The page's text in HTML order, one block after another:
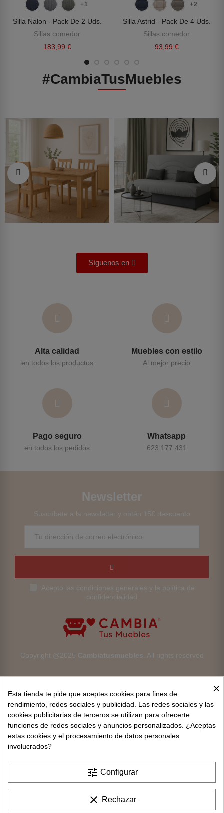
+1
Silla Nalon - Pack De 2 Uds.
Sillas comedor
183,99 €
+2
Silla Astrid - Pack De 4 Uds.
Sillas comedor
93,99 €
#CambiaTusMuebles
Síguenos en
Alta calidad
en todos los productos
Muebles con estilo
Al mejor precio
Pago seguro
en todos los pedidos
Whatsapp
623 177 431
Copyright @2025 Cambiatusmuebles . All rights reserved
Newsletter
Suscríbete a la newsletter y obtén 15€ descuento
Acepto las condiciones generales y la política de
confidencialidad
Aviso legal
Devoluciones
Privacidad y protección de datos
Política de cookies
×
Esta tienda te pide que aceptes cookies para fines de
rendimiento, redes sociales y publicidad. Las redes sociales y las
cookies publicitarias de terceros se utilizan para ofrecerte
funciones de redes sociales y anuncios personalizados. ¿Aceptas
estas cookies y el procesamiento de datos personales
involucrados?
tune Configurar
clear Rechazar